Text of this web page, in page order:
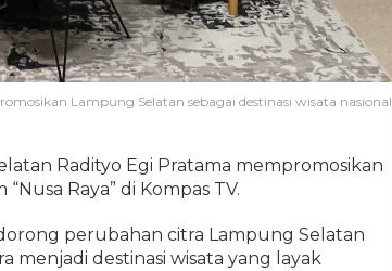
Lampung Selatan sebagai destinasi wisata nasional
Radityo Egi Pratama mempromosikan
Raya” di Kompas TV.
perubahan citra Lampung Selatan
menjadi destinasi wisata yang layak